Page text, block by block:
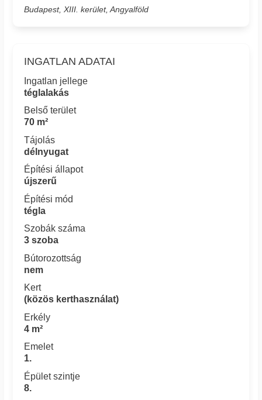
Budapest, XIII. kerület, Angyalföld
INGATLAN ADATAI
Ingatlan jellege
téglalakás
Belső terület
70 m²
Tájolás
délnyugat
Építési állapot
újszerű
Építési mód
tégla
Szobák száma
3 szoba
Bútorozottság
nem
Kert
(közös kerthasználat)
Erkély
4 m²
Emelet
1.
Épület szintje
8.